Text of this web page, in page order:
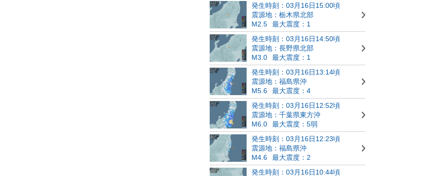
発生時刻：03月16日15:00頃
震源地：栃木県北部
M2.5
最大震度：1
発生時刻：03月16日14:50頃
震源地：長野県北部
M3.0
最大震度：1
発生時刻：03月16日13:14頃
震源地：福島県沖
M5.6
最大震度：4
発生時刻：03月16日12:52頃
震源地：千葉県東方沖
M6.0
最大震度：5弱
発生時刻：03月16日12:23頃
震源地：福島県沖
M4.6
最大震度：2
発生時刻：03月16日10:44頃